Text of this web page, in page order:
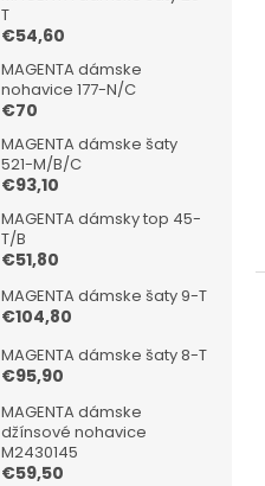
T
€54,60
MAGENTA dámske
nohavice 177-N/C
€70
MAGENTA dámske šaty
521-M/B/C
€93,10
MAGENTA dámsky top 45-
T/B
€51,80
MAGENTA dámske šaty 9-T
€104,80
MAGENTA dámske šaty 8-T
€95,90
MAGENTA dámske
džínsové nohavice
M2430145
€59,50